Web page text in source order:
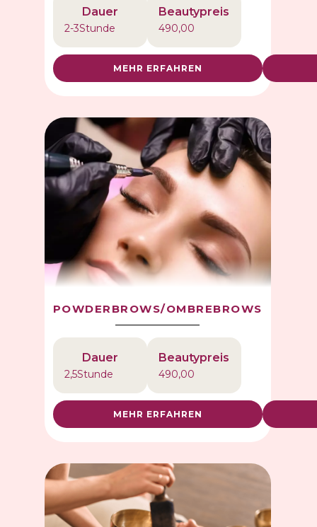
Dauer
2-3Stunde
Beautypreis
490,00
MEHR ERFAHREN
POWDERBROWS/OMBREBROWS
Dauer
2,5Stunde
Beautypreis
490,00
MEHR ERFAHREN